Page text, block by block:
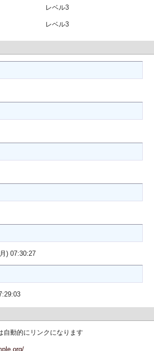
レベル3
レベル3
) 07:30:27
自動的にリンクになります